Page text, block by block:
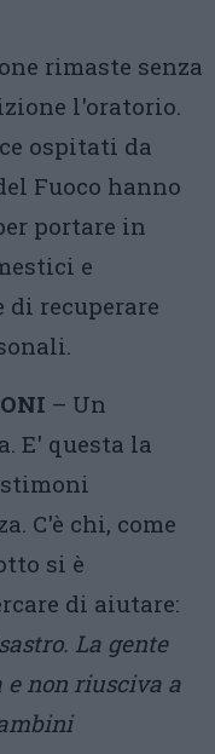
rimaste senza
l'oratorio.
ospitati da
Fuoco hanno
portare in
e
di recuperare
– Un
E' questa la
C'è chi, come
si è
di aiutare:
La gente
e non riusciva a